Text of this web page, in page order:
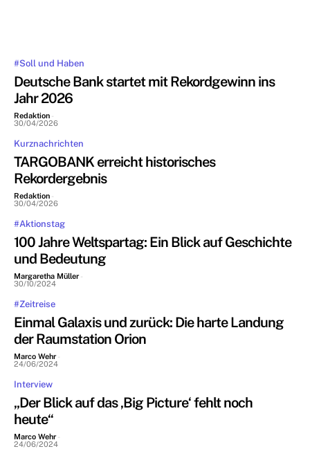
#Soll und Haben
Deutsche Bank startet mit Rekordgewinn ins
Jahr 2026
Redaktion -
30/04/2026
Kurznachrichten
TARGOBANK erreicht historisches
Rekordergebnis
Redaktion -
30/04/2026
#Aktionstag
100 Jahre Weltspartag: Ein Blick auf Geschichte
und Bedeutung
Margaretha Müller -
30/10/2024
#Zeitreise
Einmal Galaxis und zurück: Die harte Landung
der Raumstation Orion
Marco Wehr -
24/06/2024
Interview
„Der Blick auf das ‚Big Picture‘ fehlt noch
heute“
Marco Wehr -
24/06/2024